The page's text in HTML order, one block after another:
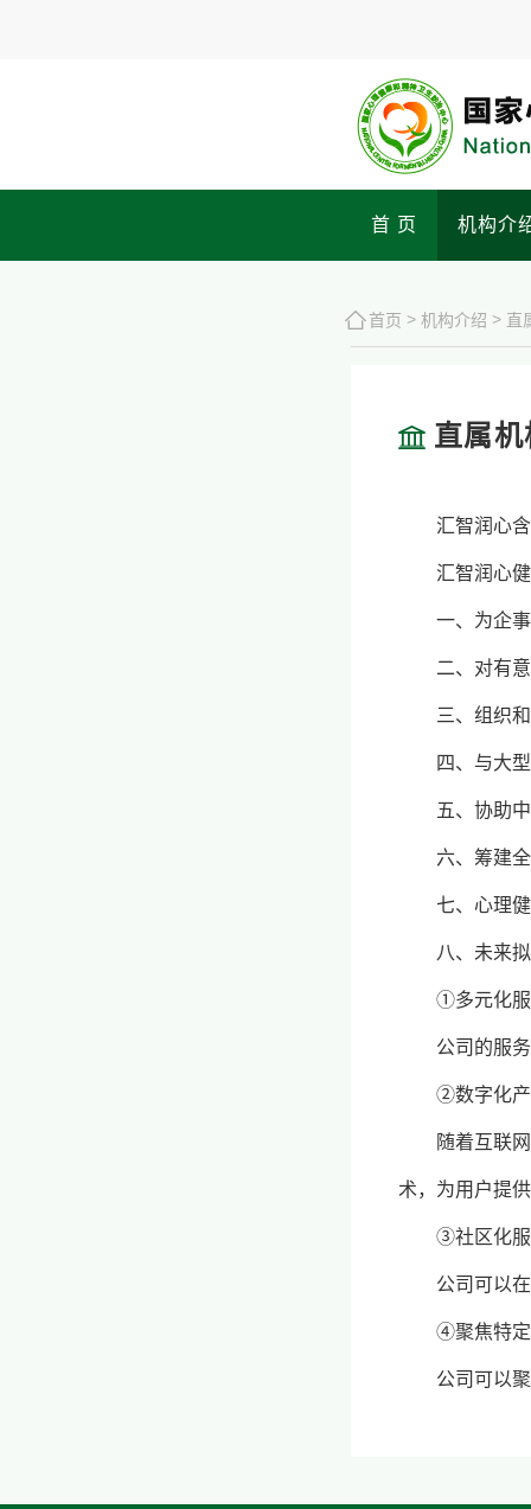
首 页 机构介
首页 > 机构介绍 > 直
直属机
汇智润心
汇智润心
一、为企
二、对有
三、组织
四、与大
五、协助
六、筹建
七、心理
八、未来
①多元化
公司的服
②数字化
随着互联
术，为用户提
③社区化
公司可以
④聚焦特
公司可以